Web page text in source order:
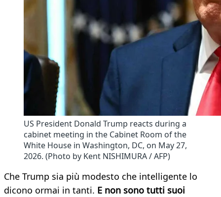
US President Donald Trump reacts during a
cabinet meeting in the Cabinet Room of the
White House in Washington, DC, on May 27,
2026. (Photo by Kent NISHIMURA / AFP)
Che Trump sia più modesto che intelligente lo
dicono ormai in tanti. E non sono tutti suoi